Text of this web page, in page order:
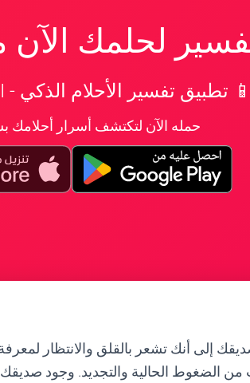
لحلمك الآن
📱 تطبيق تفسير الأحلام الذكي - DreamAI 🚀
حمله الآن لتكتشف أسرار أحلامك
إلى أنك تشعر بالقلق والانتظار
الضغوط الحالية والتجديد. وجود